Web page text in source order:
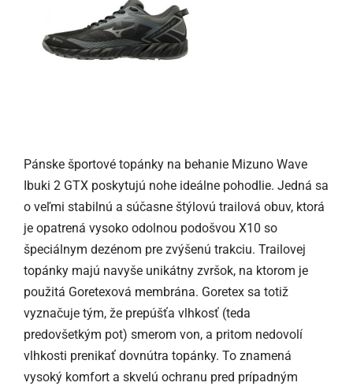
Pánske športové topánky na behanie Mizuno Wave
Ibuki 2 GTX poskytujú nohe ideálne pohodlie. Jedná sa
o veľmi stabilnú a súčasne štýlovú trailová obuv, ktorá
je opatrená vysoko odolnou podošvou X10 so
špeciálnym dezénom pre zvýšenú trakciu. Trailovej
topánky majú navyše unikátny zvršok, na ktorom je
použitá Goretexová membrána. Goretex sa totiž
vyznačuje tým, že prepúšťa vlhkosť (teda
predovšetkým pot) smerom von, a pritom nedovolí
vlhkosti prenikať dovnútra topánky. To znamená
vysoký komfort a skvelú ochranu pred prípadným